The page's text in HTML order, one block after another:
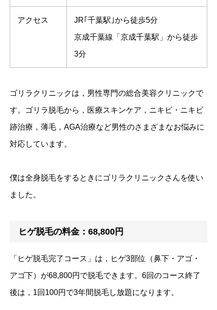
アクセス JR｢千葉駅｣から徒歩5分
京成千葉線「京成千葉駅」から徒歩
3分
ゴリラクリニックは，男性専門の総合美容クリニックで
す。ゴリラ脱毛から，医療スキンケア，ニキビ・ニキビ
跡治療，薄毛，AGA治療など男性のさまざまなお悩みに
対応しています。
僕は全身脱毛をするときにゴリラクリニックさんを使い
ました。
ヒゲ脱毛の料金：68,800円
「ヒゲ脱毛完了コース」は，ヒゲ3部位（鼻下・アゴ・
アゴ下）が68,800円で脱毛できます。6回のコース終了
後は，1回100円で3年間脱毛し放題になります。